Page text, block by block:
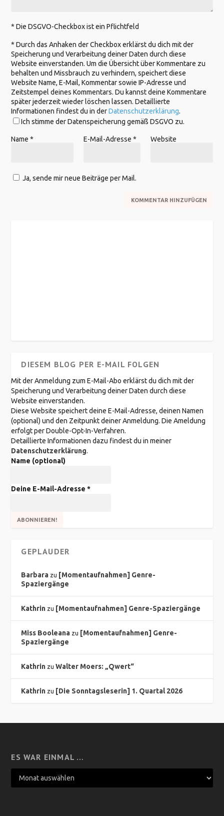
* Die DSGVO-Checkbox ist ein Pflichtfeld
* Durch das Anhaken der Checkbox erklärst du dich mit der
Speicherung und Verarbeitung deiner Daten durch diese
Website einverstanden. Um die Übersicht über Kommentare zu
behalten und Missbrauch zu verhindern, speichert diese
Website Name, E-Mail, Kommentar sowie IP-Adresse und
Zeitstempel deines Kommentars. Du kannst deine Kommentare
später jederzeit wieder löschen lassen. Detaillierte
Informationen findest du in derDatenschutzerklärung.
Ich stimme der Datenspeicherung gemäß DSGVO zu.
Name* E-Mail-Adresse * Website
Ja, sende mir neue Beiträge per Mail.
DIESEM BLOG PER E-MAIL FOLGEN
Mit der Anmeldung zum E-Mail-Abo erklärst du dich mit der
Speicherung und Verarbeitung deiner Daten durch diese
Website einverstanden.
Diese Website speichert deine E-Mail-Adresse, deinen Namen
(optional) und den Zeitpunkt deiner Anmeldung. Die Ameldung
erfolgt per Double-Opt-In-Verfahren.
Detaillierte Informationen dazu findest du in meiner
Datenschutzerklärung.
Name (optional)
Deine E-Mail-Adresse*
GEPLAUDER
Barbara zu [Momentaufnahmen] Genre-
Spaziergänge
Kathrin zu [Momentaufnahmen] Genre-Spaziergänge
Miss Booleana zu [Momentaufnahmen] Genre-
Spaziergänge
Kathrin zuWalter Moers: „Qwert“
Kathrin zu [Die Sonntagsleserin] 1. Quartal 2026
ES WAR EINMAL …